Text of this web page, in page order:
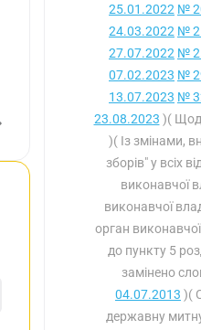
25.01.2022 №
24.03.2022 №
27.07.2022 №
07.02.2023 №
13.07.2023 №
23.08.2023 )(
)( Із змінами,
зборів" у всіх
виконавчої
виконавчої
орган
до пункту 5
замінено
04.07.2013 )(
державну